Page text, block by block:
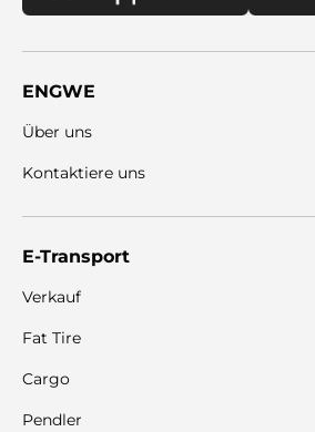
ENGWE
Über uns
Kontaktiere uns
E-Transport
Verkauf
Fat Tire
Cargo
Pendler